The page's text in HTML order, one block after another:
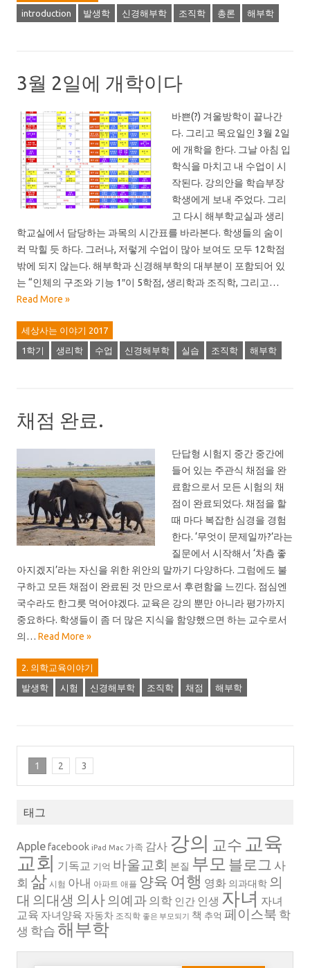
introduction 발생학 신경해부학 조직학 총론 해부학
3월 2일에 개학이다
바쁜(?) 겨울방학이 끝나간
다. 그리고 목요일인 3월 2일
에 개학을 한다. 그날 아침 입
학식을 마치고 내 수업이 시
작된다. 강의안을 학습부장
학생에게 보내 주었다. 그리
고 다시 해부학교실과 생리
학교실에서 담당하는 과목의 시간표를 바라본다. 학생들의 숨이
컥 막힐 듯 하다. 그러나, 저렇게 수업이 많아 보여도 모두 12학점
밖에 되지 않는다. 해부학과 신경해부학의 대부분이 포함되어 있
는 “인체의 구조와 기능 1″이 5학점, 생리학과 조직학, 그리고…
Read More »
세상사는 이야기 2017
1학기 생리학 수업 신경해부학 실습 조직학 해부학
채점 완료.
단답형 시험지 중간 중간에
들어 있는 주관식 채점을 완
료함으로서 모든 시험의 채
점이 완료되었다. 채점을 할
때 마다 복잡한 심경을 경험
한다. ‘무엇이 문제일까?’라는
질문에서 시작해서 ‘차츰 좋
아지겠지’라는 자신을 위한 위안의 말까기 다양하다. 그럼에도 불
구하고 모든 채점이 완료된 것 만으로서 후련함을 느낀다. 점심엔
국수라도 한그릇 먹어야겠다. 교육은 강의 뿐만 아니라 평가까지
중요하다. 학생들이 좀 더 많은 지식을 함양했으면 하는 교수로서
의… Read More »
2. 의학교육이야기
발생학 시험 신경해부학 조직학 채점 해부학
1 2 3
태그
Applefacebook iPad Mac 가족 감사 강의 교수 교육
교회 기독교 기억 바울교회 본질 부모 블로그 사
회 삶 시험 아내 아파트 애플 양육 여행 영화 의과대학 의
대 의대생 의사의예과 의학 인간 인생 자녀 자녀
교육 자녀양육 자동차 조직학 좋은 부모되기 책 추억 페이스북 학
생 학습 해부학